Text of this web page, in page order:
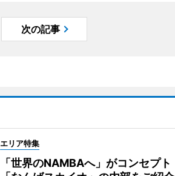
次の記事
エリア特集
「世界のNAMBAへ」がコンセプト